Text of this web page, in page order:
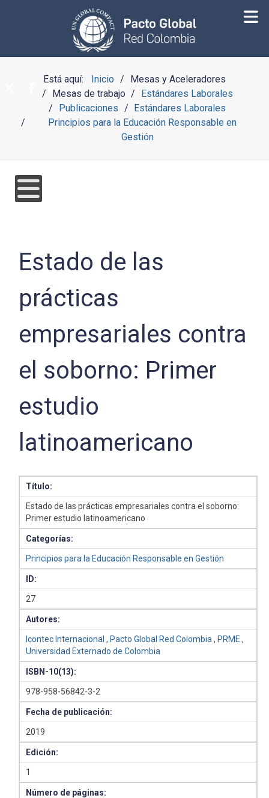
Está aquí: Inicio
Mesas y Aceleradores
Mesas de trabajo
Estándares Laborales
Publicaciones
Estándares Laborales
Principios para la Educación Responsable en
Gestión
Estado de las
prácticas
empresariales contra
el soborno: Primer
estudio
latinoamericano
Título:
Estado de las prácticas empresariales contra el soborno:
Primer estudio latinoamericano
Categorías:
Principios para la Educación Responsable en Gestión
ID:
27
Autores:
Icontec Internacional , Pacto Global Red Colombia , PRME ,
Universidad Externado de Colombia
ISBN-10(13):
978-958-56842-3-2
Fecha de publicación:
2019
Edición:
1
Número de páginas: